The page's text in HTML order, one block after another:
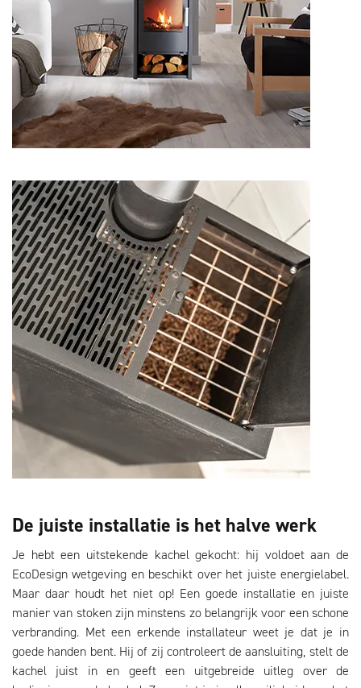
De juiste installatie is het halve werk
Je hebt een uitstekende kachel gekocht: hij voldoet aan de
EcoDesign wetgeving en beschikt over het juiste energielabel.
Maar daar houdt het niet op! Een goede installatie en juiste
manier van stoken zijn minstens zo belangrijk voor een schone
verbranding. Met een erkende installateur weet je dat je in
goede handen bent. Hij of zij controleert de aansluiting, stelt de
kachel juist in en geeft een uitgebreide uitleg over de